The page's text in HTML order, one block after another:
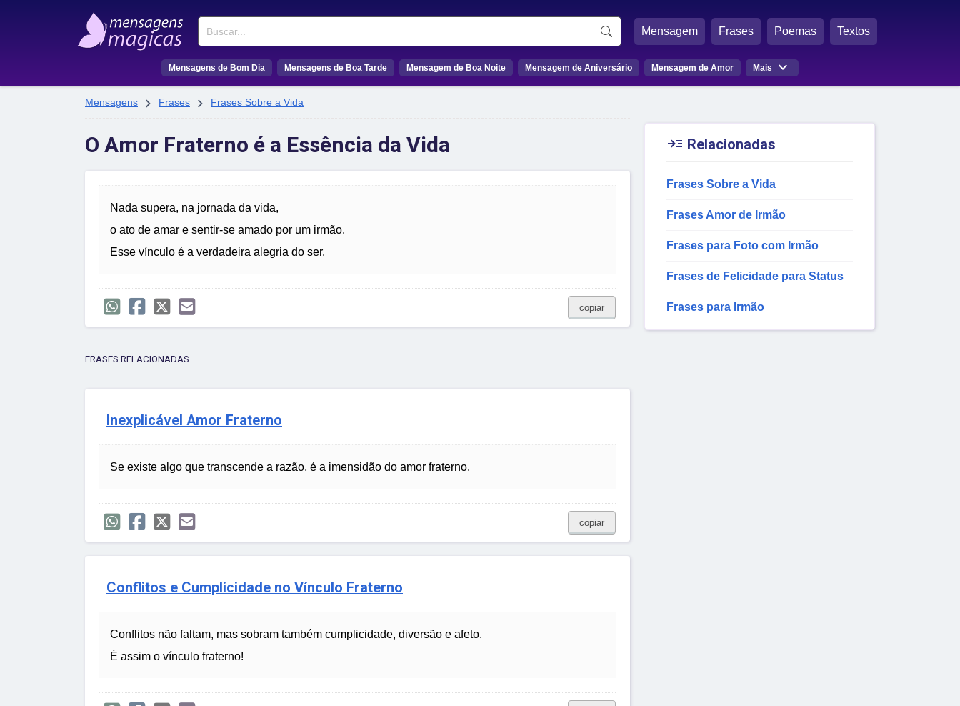
Buscar Mensagem Frases Poemas Textos
Mensagens de Bom Dia Mensagens de Boa Tarde Mensagem de Boa Noite Mensagem de Aniversário Mensagem de Amor Mais 
Mensagens  Frases  Frases Sobre a Vida
O Amor Fraterno é a Essência da Vida
Nada supera, na jornada da vida,
o ato de amar e sentir-se amado por um irmão.
Esse vínculo é a verdadeira alegria do ser.
copiar
FRASES RELACIONADAS
Inexplicável Amor Fraterno
Se existe algo que transcende a razão, é a imensidão do amor fraterno.
copiar
Conflitos e Cumplicidade no Vínculo Fraterno
Conflitos não faltam, mas sobram também cumplicidade, diversão e afeto.
É assim o vínculo fraterno!
 Relacionadas
Frases Sobre a Vida
Frases Amor de Irmão
Frases para Foto com Irmão
Frases de Felicidade para Status
Frases para Irmão